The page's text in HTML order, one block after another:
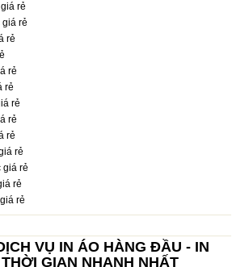
rẻ
rẻ
rẻ
rẻ
rẻ
rẻ
rẻ
rẻ
rẻ
giá rẻ
rẻ
rẻ
VỤ IN ÁO HÀNG ĐẦU - IN
GIAN NHANH NHẤT